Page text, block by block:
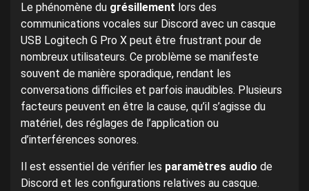
Le phénomène du grésillement lors des
communications vocales sur Discord avec un casque
USB Logitech G Pro X peut être frustrant pour de
nombreux utilisateurs. Ce problème se manifeste
souvent de manière sporadique, rendant les
conversations difficiles et parfois inaudibles. Plusieurs
facteurs peuvent en être la cause, qu’il s’agisse du
matériel, des réglages de l’application ou
d’interférences sonores.
Il est essentiel de vérifier les paramètres audio de
Discord et les configurations relatives au casque.